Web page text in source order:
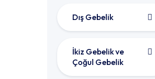
Dış Gebelik
İkiz Gebelik ve
Çoğul Gebelik